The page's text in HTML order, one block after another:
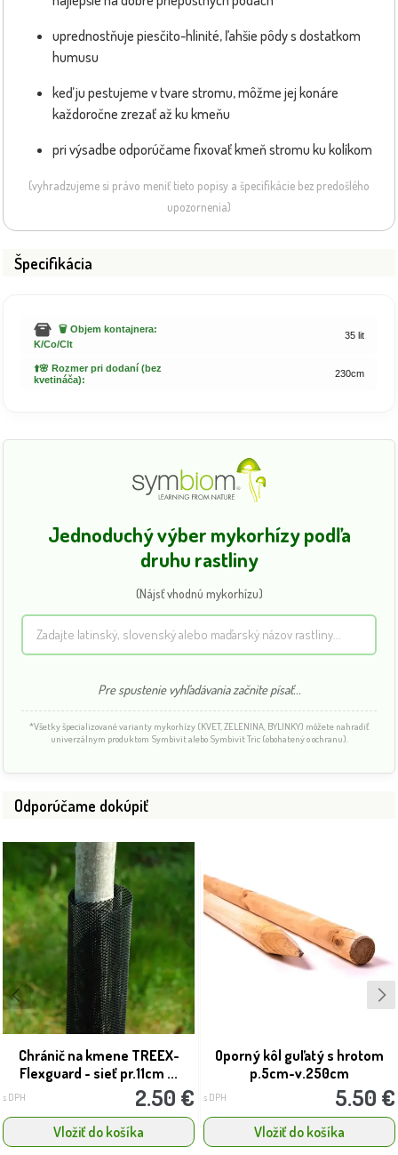
uprednostňuje piesčito-hlinité, ľahšie pôdy s dostatkom
humusu
keď ju pestujeme v tvare stromu, môžme jej konáre
každoročne zrezať až ku kmeňu
pri výsadbe odporúčame fixovať kmeň stromu ku kolíkom
(vyhradzujeme si právo meniť tieto popisy a špecifikácie bez predošlého
upozornenia)
Špecifikácia
🗑️ Objem kontajnera:
K/Co/Clt
35 lit
⬆️🌸 Rozmer pri dodaní (bez
kvetináča):
230cm
Jednoduchý výber mykorhízy podľa
druhu rastliny
(Nájsť vhodnú mykorhízu)
Pre spustenie vyhľadávania začnite písať...
*Všetky špecializované varianty mykorhízy (KVET, ZELENINA, BYLINKY) môžete nahradiť
univerzálnym produktom Symbivit alebo Symbivit Tric (obohatený o ochranu).
Odporúčame dokúpiť
Chránič na kmene TREEX-
Flexguard - sieť pr.11cm ...
s DPH 2.50 €
Vložiť do košíka
Oporný kôl guľatý s hrotom
p.5cm-v.250cm
s DPH 5.50 €
Vložiť do košíka